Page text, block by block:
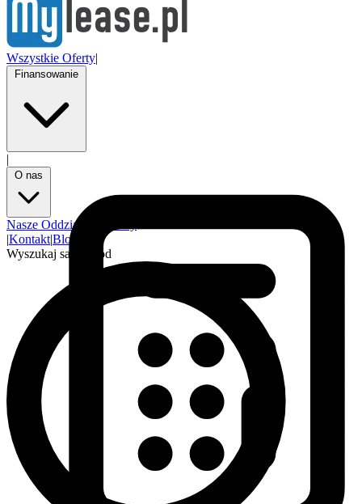
Wszystkie Oferty|
|
Nasze Oddziały
|Kontakt|Blog
Wyszukaj samochód